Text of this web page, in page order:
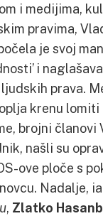
i medijima,
pravima,
je svoj
i
prava.
krenu lomiti
brojni članovi
našli su
ove ploče s
Nadalje,
, Zlatko